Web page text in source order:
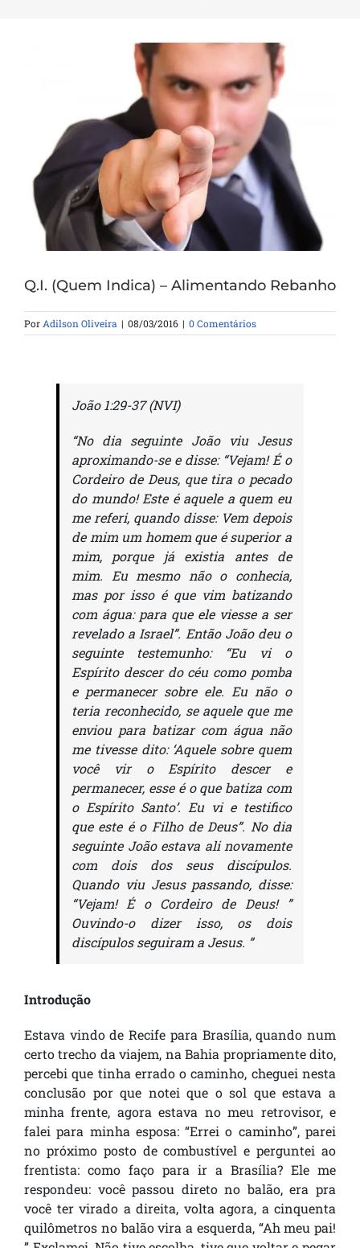
Q.I. (Quem Indica) – Alimentando Rebanho
Por Adilson Oliveira | 08/03/2016 | 0 Comentários
João 1:29-37 (NVI)
“No dia seguinte João viu Jesus
aproximando-se e disse: “Vejam! É o
Cordeiro de Deus, que tira o pecado
do mundo! Este é aquele a quem eu
me referi, quando disse: Vem depois
de mim um homem que é superior a
mim, porque já existia antes de
mim. Eu mesmo não o conhecia,
mas por isso é que vim batizando
com água: para que ele viesse a ser
revelado a Israel”. Então João deu o
seguinte testemunho: “Eu vi o
Espírito descer do céu como pomba
e permanecer sobre ele. Eu não o
teria reconhecido, se aquele que me
enviou para batizar com água não
me tivesse dito: ‘Aquele sobre quem
você vir o Espírito descer e
permanecer, esse é o que batiza com
o Espírito Santo’. Eu vi e testifico
que este é o Filho de Deus”. No dia
seguinte João estava ali novamente
com dois dos seus discípulos.
Quando viu Jesus passando, disse:
“Vejam! É o Cordeiro de Deus! ”
Ouvindo-o dizer isso, os dois
discípulos seguiram a Jesus. ”
Introdução
Estava vindo de Recife para Brasília, quando num
certo trecho da viajem, na Bahia propriamente dito,
percebi que tinha errado o caminho, cheguei nesta
conclusão por que notei que o sol que estava a
minha frente, agora estava no meu retrovisor, e
falei para minha esposa: “Errei o caminho”, parei
no próximo posto de combustível e perguntei ao
frentista: como faço para ir a Brasília? Ele me
respondeu: você passou direto no balão, era pra
você ter virado a direita, volta agora, a cinquenta
quilômetros no balão vira a esquerda, “Ah meu pai!